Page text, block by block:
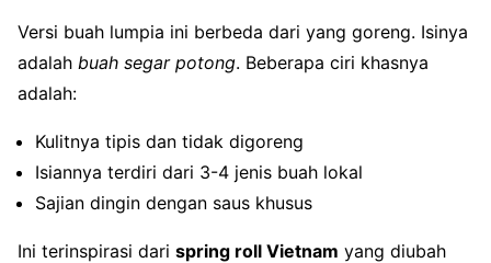
Versi buah lumpia ini berbeda dari yang goreng. Isinya
adalah buah segar potong. Beberapa ciri khasnya
adalah:
Kulitnya tipis dan tidak digoreng
Isiannya terdiri dari 3-4 jenis buah lokal
Sajian dingin dengan saus khusus
Ini terinspirasi dari spring roll Vietnam yang diubah